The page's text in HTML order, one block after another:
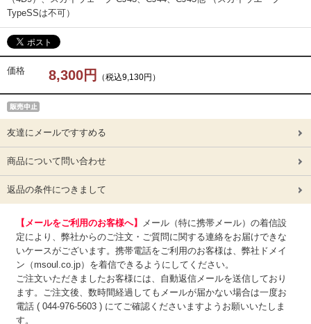
TypeSSは不可）
価格 8,300円 （税込9,130円）
友達にメールですすめる
商品について問い合わせ
返品の条件につきまして
【メールをご利用のお客様へ】
メール（特に携帯メール）の着信設
定により、弊社からのご注文・ご質問に関する連絡をお届けできな
いケースがございます。携帯電話をご利用のお客様は、弊社ドメイ
ン（msoul.co.jp）を着信できるようにしてください。
ご注文いただきましたお客様には、自動返信メールを送信しており
ます。ご注文後、数時間経過してもメールが届かない場合は一度お
電話 ( 044-976-5603 ) にてご確認くださいますようお願いいたしま
す。